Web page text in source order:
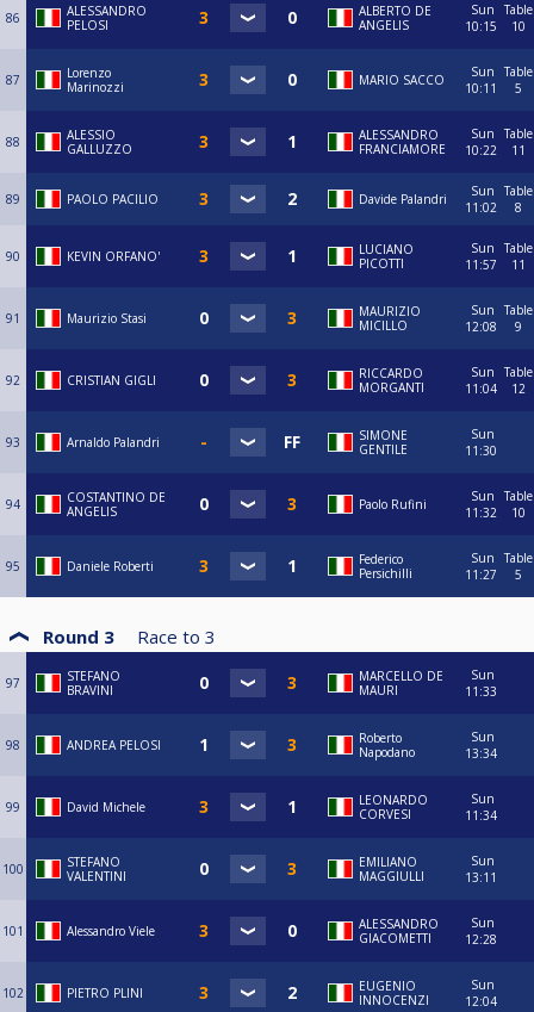
86
ALESSANDRO
PELOSI
ALBERTO DE
ANGELIS
Sun
10:15
Table
10
87
Lorenzo
Marinozzi
MARIO SACCO
Sun
10:11
Table
5
88
ALESSIO
GALLUZZO
ALESSANDRO
FRANCIAMORE
Sun
10:22
Table
11
89 PAOLO PACILIO Davide Palandri
Sun
11:02
Table
8
90 KEVIN ORFANO'
LUCIANO
PICOTTI
Sun
11:57
Table
11
91 Maurizio Stasi
MAURIZIO
MICILLO
Sun
12:08
Table
9
92 CRISTIAN GIGLI
RICCARDO
MORGANTI
Sun
11:04
Table
12
93 Arnaldo Palandri
SIMONE
GENTILE
Sun
11:30
94
COSTANTINO DE
ANGELIS
Paolo Rufini
Sun
11:32
Table
10
95 Daniele Roberti
Federico
Persichilli
Sun
11:27
Table
5
Round 3 Race to 3
97
STEFANO
BRAVINI
MARCELLO DE
MAURI
Sun
11:33
98 ANDREA PELOSI
Roberto
Napodano
Sun
13:34
99 David Michele
LEONARDO
CORVESI
Sun
11:34
100
STEFANO
VALENTINI
EMILIANO
MAGGIULLI
Sun
13:11
101 Alessandro Viele
ALESSANDRO
GIACOMETTI
Sun
12:28
102 PIETRO PLINI
EUGENIO
INNOCENZI
Sun
12:04